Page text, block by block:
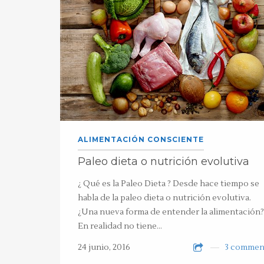
ALIMENTACIÓN CONSCIENTE
Paleo dieta o nutrición evolutiva
¿ Qué es la Paleo Dieta ? Desde hace tiempo se
habla de la paleo dieta o nutrición evolutiva.
¿Una nueva forma de entender la alimentación?
En realidad no tiene…
24 junio, 2016
3